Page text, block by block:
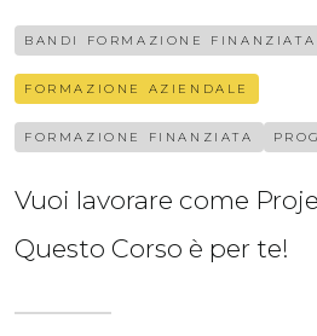
BANDI FORMAZIONE FINANZIATA
FORMAZIONE AZIENDALE
FORMAZIONE FINANZIATA
Vuoi lavorare come
Questo Corso è per te!